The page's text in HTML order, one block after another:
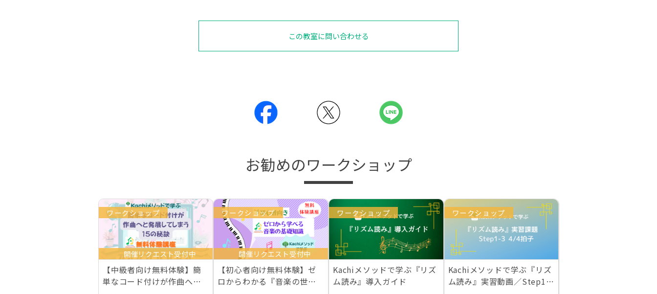
この教室に問い合わせる
お勧めのワークショップ
ワークショップ
開催リクエスト受付中
【中級者向け無料体験】簡
単なコード付けが作曲へと
ワークショップ
開催リクエスト受付中
【初心者向け無料体験】ゼ
ロからわかる『音楽の世界
ワークショップ
Kachiメソッドで学ぶ『リズ
ム読み』導入ガイド
ワークショップ
Kachiメソッドで学ぶ『リズ
ム読み』実習動画／Step1-3